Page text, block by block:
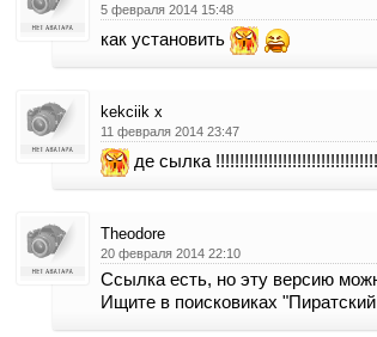
5 февраля 2014 15:48
как установить
kekciik x
11 февраля 2014 23:47
де сылка
Theodore
20 февраля 2014 22:10
Ссылка есть, но эту версию
Ищите в поисковиках